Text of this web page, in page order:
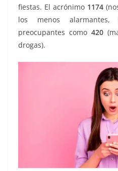
fiestas. El acrónimo 1174
los menos
preocupantes como 420
drogas).